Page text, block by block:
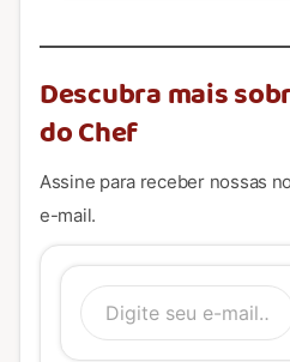
Descubra mais
do Chef
Assine para receber nossas
e-mail.
Digite seu